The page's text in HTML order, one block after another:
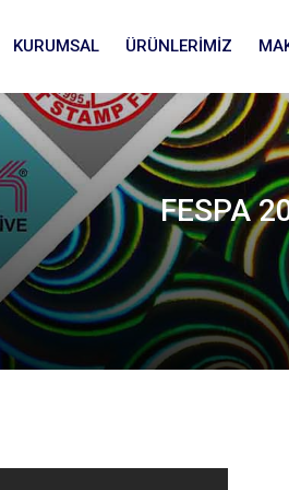
KURUMSAL ÜRÜNLERİMİZ
FESPA